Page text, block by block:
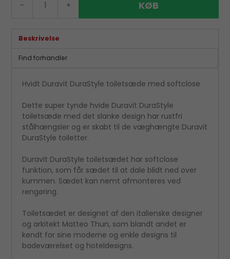
- + KØB
Beskrivelse
Find forhandler
Hvidt Duravit DuraStyle toiletsæde med softclose
Dette super tynde hvide Duravit DuraStyle
toiletsæde med det slanke design har rustfri
stålhængsler og er skabt til de væghængte Duravit
DuraStyle toiletter.
Duravit DuraStyle toiletsædet har softclose
funktion, som får sædet til at dale blidt ned over
kummen. Sædet kan nemt afmonteres ved
rengøring.
Toiletsædet er designet af den italienske designer
og arkitekt Matteo Thun, som blandt andet er
kendt for sine moderne og enkle designs til
badeværelset og hoteldesigns.